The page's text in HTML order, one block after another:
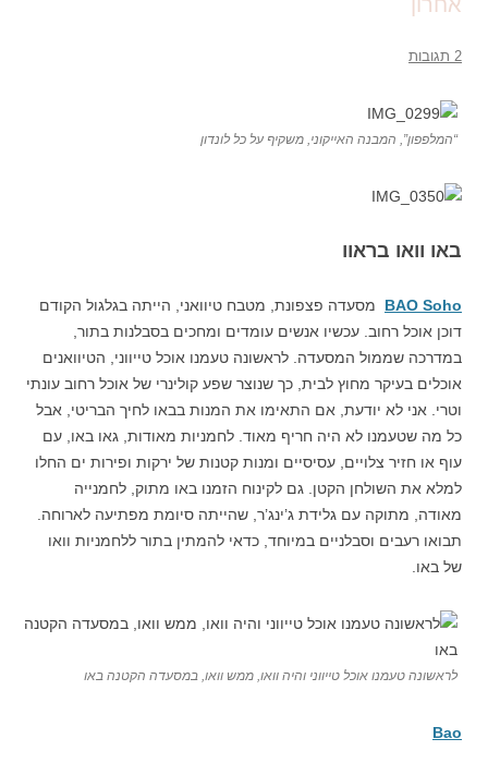
2 תגובות
“המלפפון”, המבנה האייקוני, משקיף על כל לונדון
באו וואו בראוו
BAO Soho מסעדה פצפונת, מטבח טיוואני, הייתה בגלגול הקודם
דוכן אוכל רחוב. עכשיו אנשים עומדים ומחכים בסבלנות בתור,
במדרכה שממול המסעדה. לראשונה טעמנו אוכל טייווני, הטיוואנים
אוכלים בעיקר מחוץ לבית, כך שנוצר שפע קולינרי של אוכל רחוב עונתי
וטרי. אני לא יודעת, אם התאימו את המנות בבאו לחיך הבריטי, אבל
כל מה שטעמנו לא היה חריף מאוד. לחמניות מאודות, גאו באו, עם
עוף או חזיר צלויים, עסיסיים ומנות קטנות של ירקות ופירות ים החלו
למלא את השולחן הקטן. גם לקינוח הזמנו באו מתוק, לחמנייה
מאודה, מתוקה עם גלידת ג’ינג’ר, שהייתה סיומת מפתיעה לארוחה.
תבואו רעבים וסבלניים במיוחד, כדאי להמתין בתור ללחמניות וואו
של באו.
לראשונה טעמנו אוכל טייווני והיה וואו, ממש וואו, במסעדה הקטנה באו
Bao